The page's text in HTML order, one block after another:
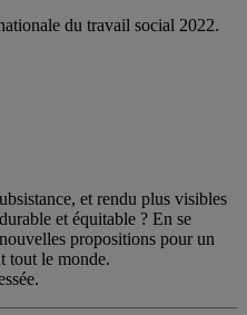
du travail social 2022.
et rendu plus visibles
et équitable ? En se
propositions pour un
tout le monde.